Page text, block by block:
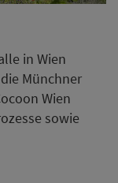
in Wien
Münchner
Wien
sowie